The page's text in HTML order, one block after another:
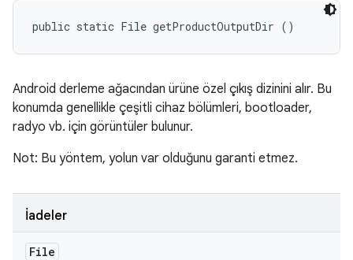
public static File getProductOutputDir ()
Android derleme ağacından ürüne özel çıkış dizinini alır. Bu
konumda genellikle çeşitli cihaz bölümleri, bootloader,
radyo vb. için görüntüler bulunur.
Not: Bu yöntem, yolun var olduğunu garanti etmez.
İadeler
File